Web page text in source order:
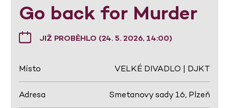
Go back for Murder
JIŽ PROBĚHLO (24. 5. 2026, 14:00)
Místo VELKÉ DIVADLO | DJKT
Adresa Smetanovy sady 16, Plzeň